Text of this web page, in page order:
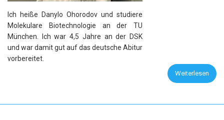
Ich heiße Danylo Ohorodov und studiere
Molekulare Biotechnologie an der TU
München. Ich war 4,5 Jahre an der DSK
und war damit gut auf das deutsche Abitur
vorbereitet.
Weiterlesen